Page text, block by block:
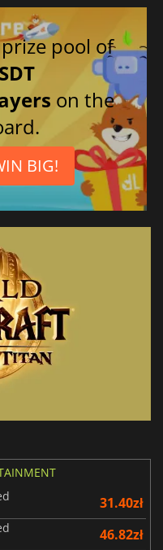
pool of
on the
BIG!
31.40zł
46.82zł